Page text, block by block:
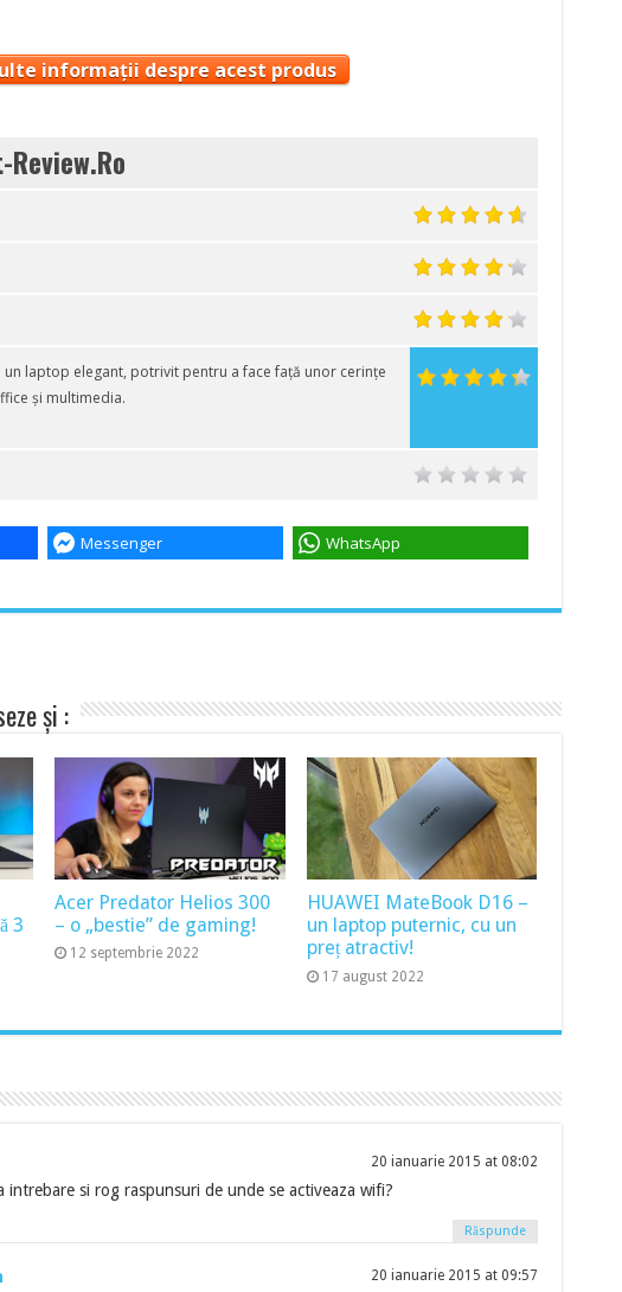
informații despre acest produs
un laptop elegant, potrivit pentru a face față unor cerințe
și multimedia.
Messenger WhatsApp
și :
3
Acer Predator Helios 300
– o „bestie” de gaming!
12 septembrie 2022
HUAWEI MateBook D16 –
un laptop puternic, cu un
preț atractiv!
17 august 2022
20 ianuarie 2015 at 08:02
intrebare si rog raspunsuri de unde se activeaza wifi?
Răspunde
20 ianuarie 2015 at 09:57